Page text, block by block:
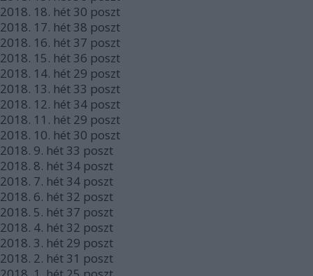
2018. 18. hét 30 poszt
2018. 17. hét 38 poszt
2018. 16. hét 37 poszt
2018. 15. hét 36 poszt
2018. 14. hét 29 poszt
2018. 13. hét 33 poszt
2018. 12. hét 34 poszt
2018. 11. hét 29 poszt
2018. 10. hét 30 poszt
2018. 9. hét 33 poszt
2018. 8. hét 34 poszt
2018. 7. hét 34 poszt
2018. 6. hét 32 poszt
2018. 5. hét 37 poszt
2018. 4. hét 32 poszt
2018. 3. hét 29 poszt
2018. 2. hét 31 poszt